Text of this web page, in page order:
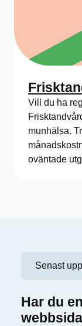
Vill du ha
munhälsa.
oväntade
Senast
Har du